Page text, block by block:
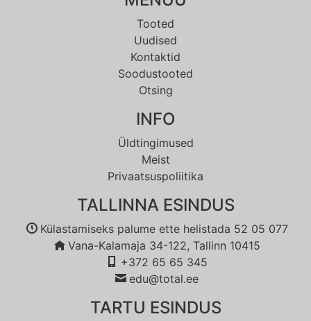
Tooted
Uudised
Kontaktid
Soodustooted
Otsing
INFO
Üldtingimused
Meist
Privaatsuspoliitika
TALLINNA ESINDUS
Külastamiseks palume ette helistada 52 05 077
Vana-Kalamaja 34-122, Tallinn 10415
+372 65 65 345
edu@total.ee
TARTU ESINDUS